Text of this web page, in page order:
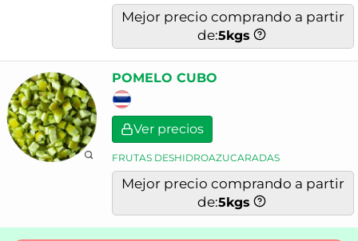
Mejor precio comprando a partir
de:5kgs
POMELO CUBO
Ver precios
FRUTAS DESHIDROAZUCARADAS
Mejor precio comprando a partir
de:5kgs